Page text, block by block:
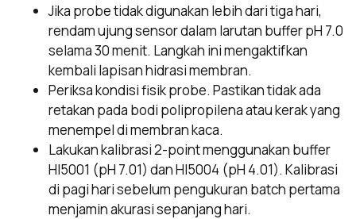
Jika probe tidak digunakan lebih dari tiga hari,
rendam ujung sensor dalam larutan buffer pH 7.0
selama 30 menit. Langkah ini mengaktifkan
kembali lapisan hidrasi membran.
Periksa kondisi fisik probe. Pastikan tidak ada
retakan pada bodi polipropilena atau kerak yang
menempel di membran kaca.
Lakukan kalibrasi 2-point menggunakan buffer
HI5001 (pH 7.01) dan HI5004 (pH 4.01). Kalibrasi
di pagi hari sebelum pengukuran batch pertama
menjamin akurasi sepanjang hari.